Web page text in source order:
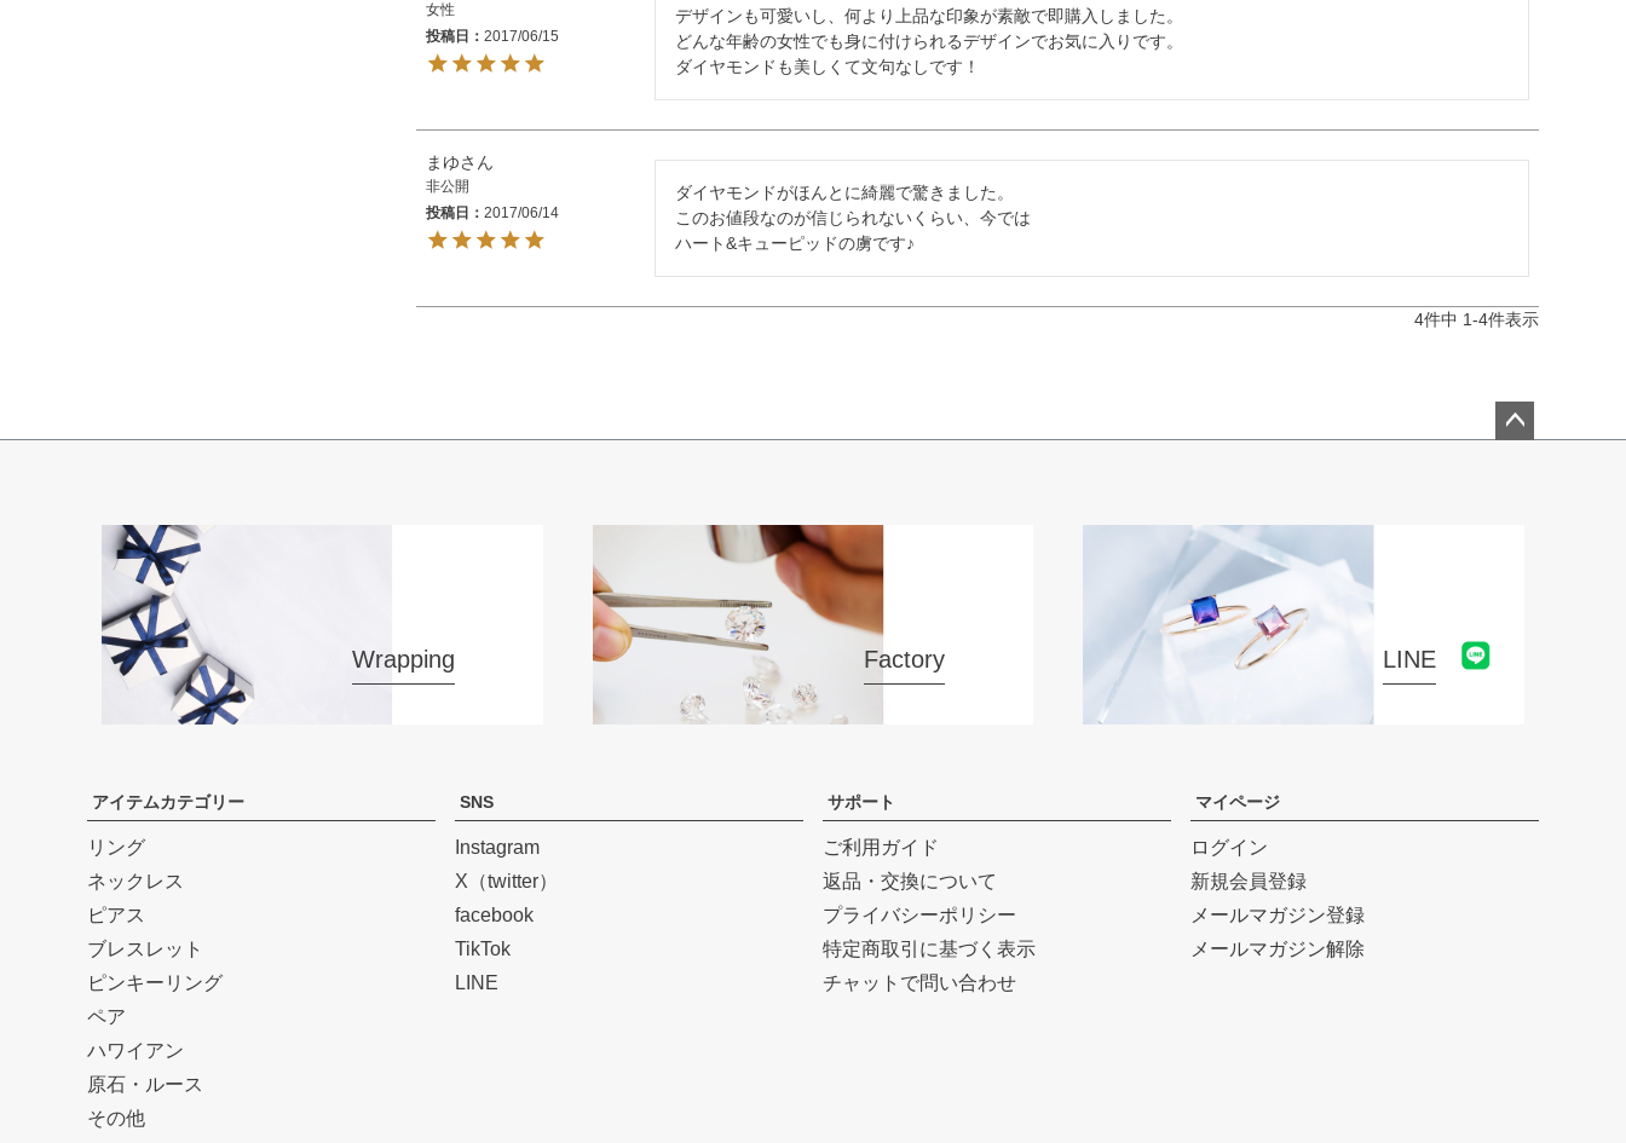
女性
投稿日
2017/06/15
デザインも可愛いし、何より上品な印象が素敵で即購入しました。
どんな年齢の女性でも身に付けられるデザインでお気に入りです。
ダイヤモンドも美しくて文句なしです！
まゆ
非公開
投稿日
2017/06/14
ダイヤモンドがほんとに綺麗で驚きました。
このお値段なのが信じられないくらい、今では
ハート&キューピッドの虜です♪
4件中 1-4件表示
Wrapping Factory LINE
アイテムカテゴリー
リング
ネックレス
ピアス
ブレスレット
ピンキーリング
ペア
ハワイアン
原石・ルース
その他
SNS
Instagram
X（twitter）
facebook
TikTok
LINE
サポート
ご利用ガイド
返品・交換について
プライバシーポリシー
特定商取引に基づく表示
チャットで問い合わせ
マイページ
ログイン
新規会員登録
メールマガジン登録
メールマガジン解除